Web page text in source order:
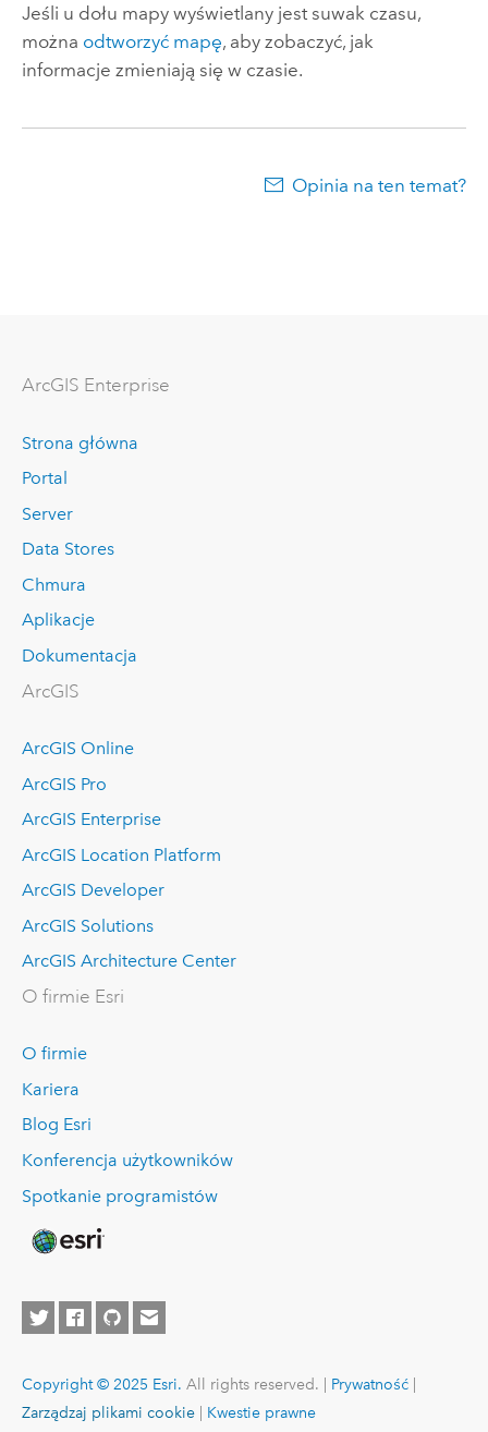
Jeśli u dołu mapy wyświetlany jest suwak czasu,
można odtworzyć mapę, aby zobaczyć, jak
informacje zmieniają się w czasie.
Opinia na ten temat?
ArcGIS Enterprise
Strona główna
Portal
Server
Data Stores
Chmura
Aplikacje
Dokumentacja
ArcGIS
ArcGIS Online
ArcGIS Pro
ArcGIS Enterprise
ArcGIS Location Platform
ArcGIS Developer
ArcGIS Solutions
ArcGIS Architecture Center
O firmie Esri
O firmie
Kariera
Blog Esri
Konferencja użytkowników
Spotkanie programistów
Copyright © 2025 Esri. All rights reserved. | Prywatność|
Zarządzaj plikami cookie
Kwestie prawne